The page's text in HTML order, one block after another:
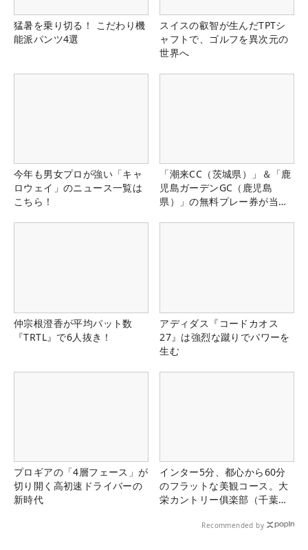
猛暑を乗り切る！ こだわり機
能派パンツ4選
スイスの叡智が生んだTPTシ
ャフトで、ゴルフを異次元の
世界へ
今年も男女プロが強い「キャ
ロウェイ」のニュース一覧は
こちら！
「潮来CC（茨城県）」＆「鹿
児島ガーデンGC（鹿児島
県）」の無料プレー券が当た
仲宗根澄香が平均パット数
『TRTL』で6人抜き！
アディダス『コードカオス
27』は強烈な蹴りでパワーを
生む
プロギアの「4層フェース」が
切り開く高初速ドライバーの
新時代
インター5分、都心から60分
のフラットな美観コース。大
栄カントリー俱楽部（千葉
Recommended by